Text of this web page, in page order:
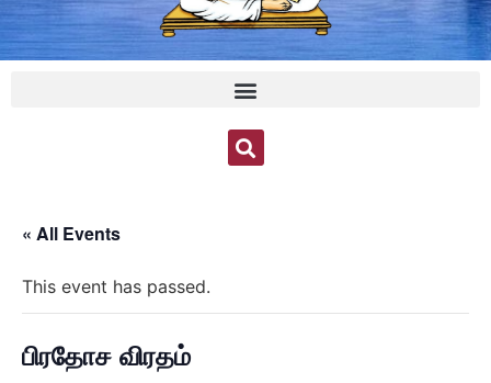
« All Events
This event has passed.
பிரதோச விரதம்